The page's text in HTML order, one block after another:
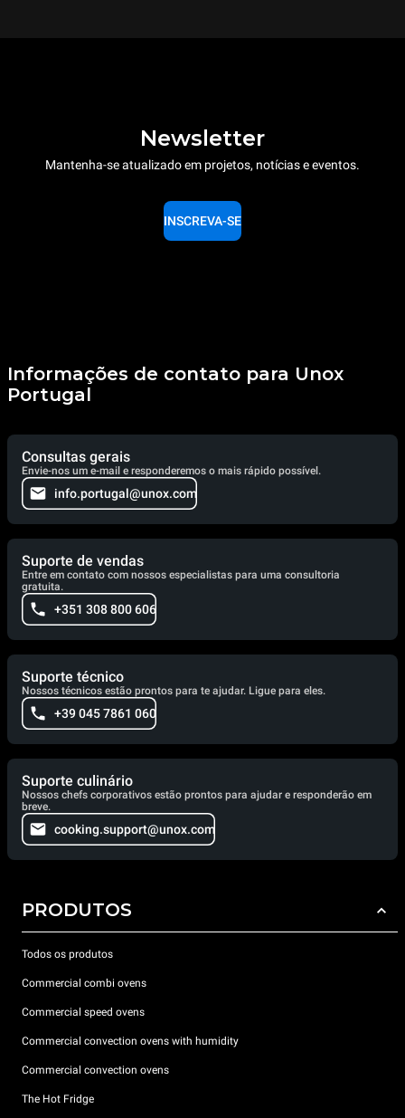
Newsletter
Mantenha-se atualizado em projetos, notícias e eventos.
INSCREVA-SE
Informações de contato para Unox
Portugal
Consultas gerais
Envie-nos um e-mail e responderemos o mais rápido possível.
info.portugal@unox.com
Suporte de vendas
Entre em contato com nossos especialistas para uma consultoria
gratuita.
+351 308 800 606
Suporte técnico
Nossos técnicos estão prontos para te ajudar. Ligue para eles.
+39 045 7861 060
Suporte culinário
Nossos chefs corporativos estão prontos para ajudar e responderão em
breve.
cooking.support@unox.com
PRODUTOS
Todos os produtos
Commercial combi ovens
Commercial speed ovens
Commercial convection ovens with humidity
Commercial convection ovens
The Hot Fridge